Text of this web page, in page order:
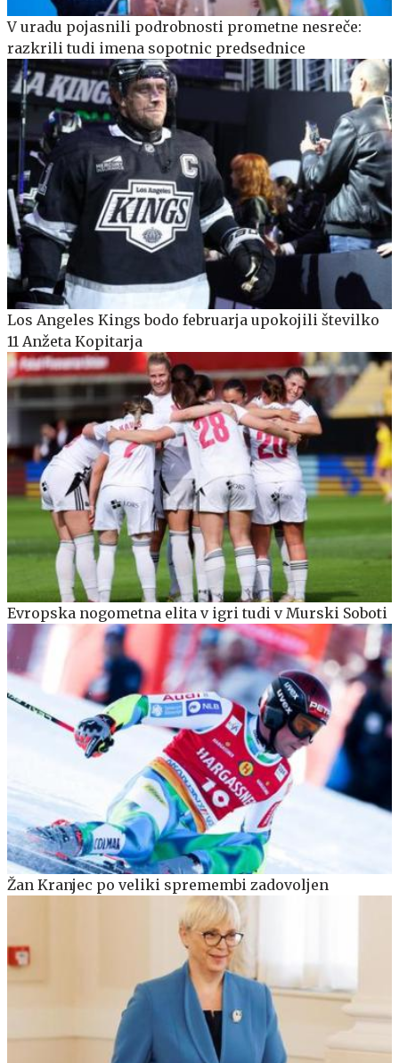
V uradu pojasnili podrobnosti prometne nesreče:
razkrili tudi imena sopotnic predsednice
Los Angeles Kings bodo februarja upokojili številko
11 Anžeta Kopitarja
Evropska nogometna elita v igri tudi v Murski Soboti
Žan Kranjec po veliki spremembi zadovoljen